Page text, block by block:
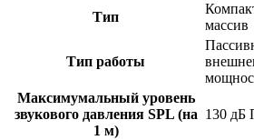
Тип
массив
Тип работы
Максимумальный уровень
звукового давления SPL (на
1 м)
130 дБ